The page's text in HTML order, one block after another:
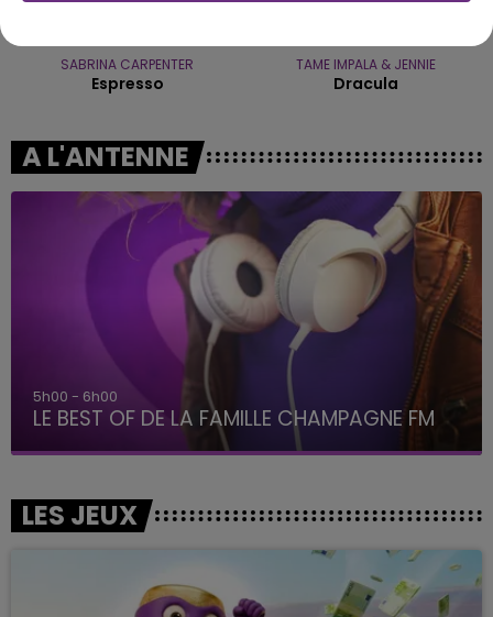
SABRINA CARPENTER
Espresso
TAME IMPALA & JENNIE
Dracula
A L'ANTENNE
5h00 - 6h00
LE BEST OF DE LA FAMILLE CHAMPAGNE FM
LES JEUX